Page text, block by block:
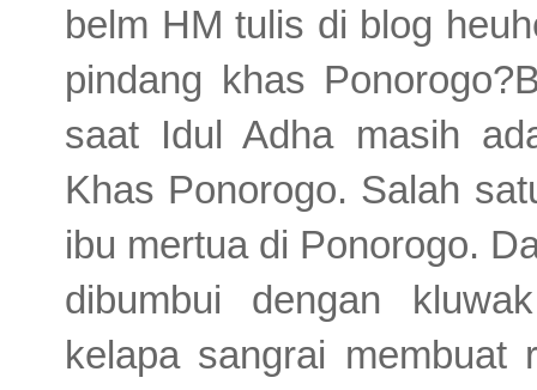
belm HM tulis di blog
pindang khas
saat Idul Adha masih
Khas Ponorogo. Salah
ibu mertua di Ponorogo.
dibumbui dengan
kelapa sangrai membuat